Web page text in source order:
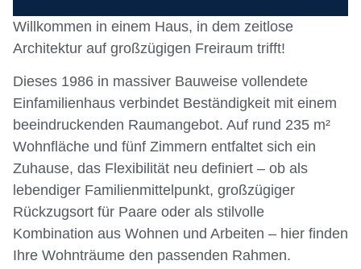
Willkommen in einem Haus, in dem zeitlose
Architektur auf großzügigen Freiraum trifft!
Dieses 1986 in massiver Bauweise vollendete
Einfamilienhaus verbindet Beständigkeit mit einem
beeindruckenden Raumangebot. Auf rund 235 m²
Wohnfläche und fünf Zimmern entfaltet sich ein
Zuhause, das Flexibilität neu definiert – ob als
lebendiger Familienmittelpunkt, großzügiger
Rückzugsort für Paare oder als stilvolle
Kombination aus Wohnen und Arbeiten – hier finden
Ihre Wohnträume den passenden Rahmen.